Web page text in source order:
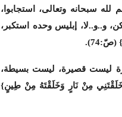
لله سبحانه وتعالى، استجابوا،
و..و..لا، إبليس وحده استكبر،
(صّ:74) .
ليست قصيرة، ليست بسيطة،
خَلَقْتَنِي مِنْ نَارٍ وَخَلَقْتَهُ مِنْ طِينٍ}